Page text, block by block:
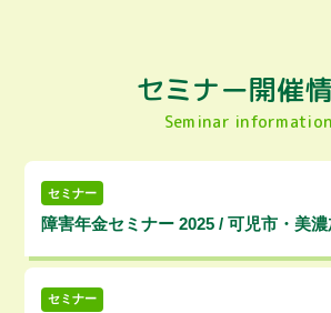
セミナー開催
Seminar information
セミナー
障害年金セミナー 2025 / 可児市・美
セミナー